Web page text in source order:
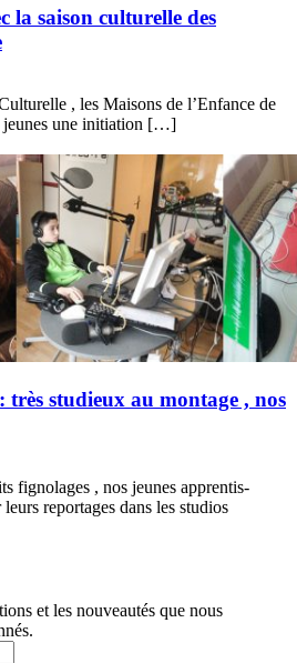
la saison culturelle des
, les Maisons de l’Enfance de
jeunes une initiation […]
studieux au montage , nos
fignolages , nos jeunes apprentis-
reportages dans les studios
et les nouveautés que nous